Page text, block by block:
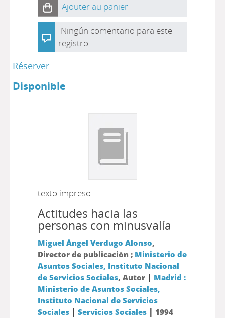
Ajouter au panier
Ningún comentario para este
registro.
Réserver
Disponible
texto impreso
Actitudes hacia las
personas con minusvalía
Miguel Ángel Verdugo Alonso,
Director de publicación ; Ministerio de
Asuntos Sociales, Instituto Nacional
de Servicios Sociales, Autor | Madrid :
Ministerio de Asuntos Sociales,
Instituto Nacional de Servicios
Sociales| Servicios Sociales| 1994